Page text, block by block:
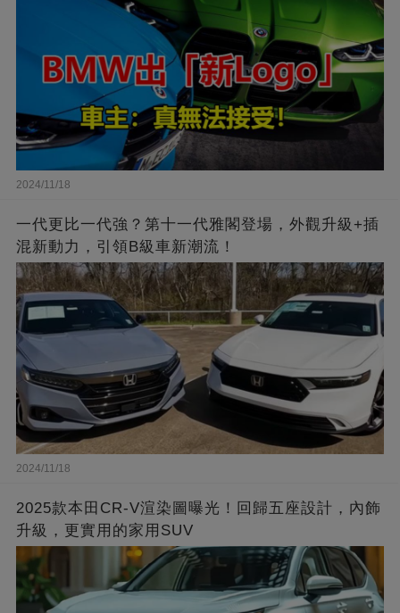
2024/11/18
一代更比一代強？第十一代雅閣登場，外觀升級+插
混新動力，引領B級車新潮流！
2024/11/18
2025款本田CR-V渲染圖曝光！回歸五座設計，內飾
升級，更實用的家用SUV